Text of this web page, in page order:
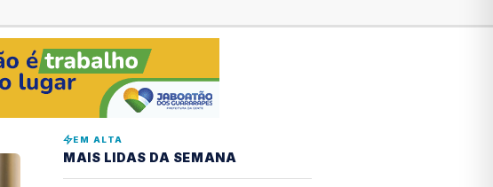
EM ALTA
MAIS LIDAS DA SEMANA